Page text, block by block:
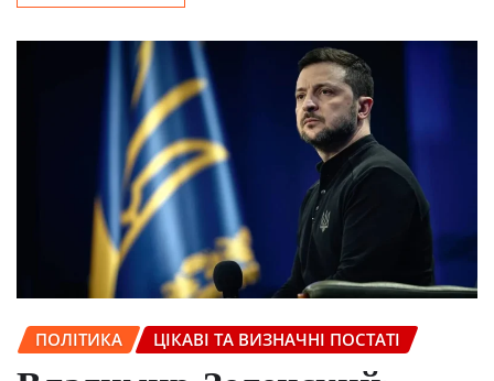
ПОЛІТИКА ЦІКАВІ ТА ВИЗНАЧНІ ПОСТАТІ